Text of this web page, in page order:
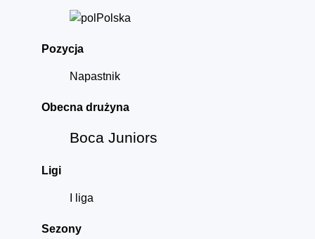
Polska
Pozycja
Napastnik
Obecna drużyna
Boca Juniors
Ligi
I liga
Sezony